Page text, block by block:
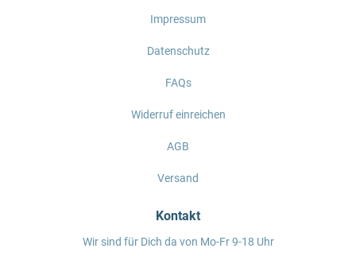
Impressum
Datenschutz
FAQs
Widerruf einreichen
AGB
Versand
Kontakt
Wir sind für Dich da von Mo-Fr 9-18 Uhr